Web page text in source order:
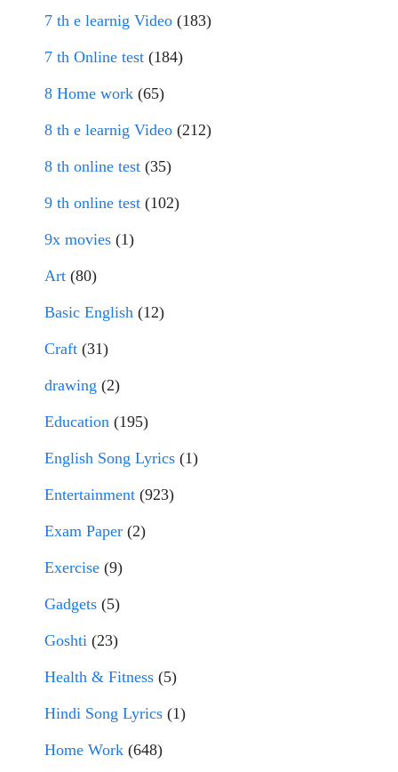
7 th e learnig Video (183)
7 th Online test (184)
8 Home work (65)
8 th e learnig Video (212)
8 th online test (35)
9 th online test (102)
9x movies (1)
Art (80)
Basic English (12)
Craft (31)
drawing (2)
Education (195)
English Song Lyrics (1)
Entertainment (923)
Exam Paper (2)
Exercise (9)
Gadgets (5)
Goshti (23)
Health & Fitness (5)
Hindi Song Lyrics (1)
Home Work (648)